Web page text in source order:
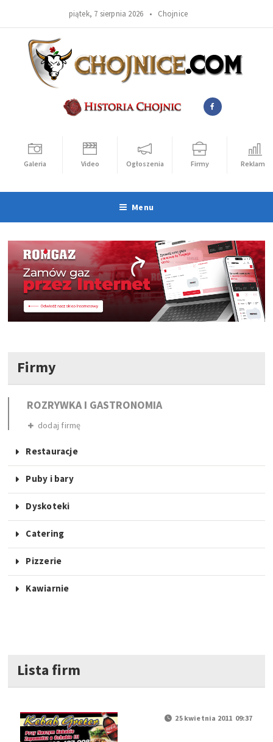
piątek, 7 sierpnia 2026 • Chojnice
Galeria Video Ogłoszenia Firmy Reklama
Menu
Firmy
ROZRYWKA I GASTRONOMIA
dodaj firmę
Restauracje
Puby i bary
Dyskoteki
Catering
Pizzerie
Kawiarnie
Lista firm
25 kwietnia 2011 09:37